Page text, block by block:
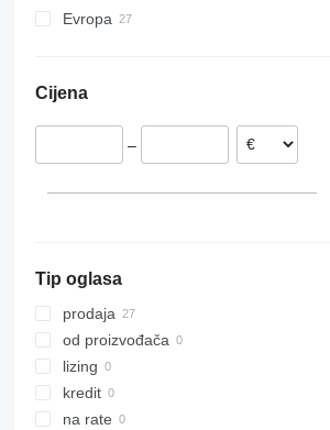
Evropa
Hrvatska
Rumunija
Cijena
–
Tip oglasa
prodaja
od proizvođača
lizing
kredit
na rate